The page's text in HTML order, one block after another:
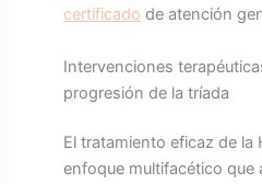
certificado de atención
Intervenciones
progresión de la tríada
El tratamiento eficaz de la
enfoque multifacético que